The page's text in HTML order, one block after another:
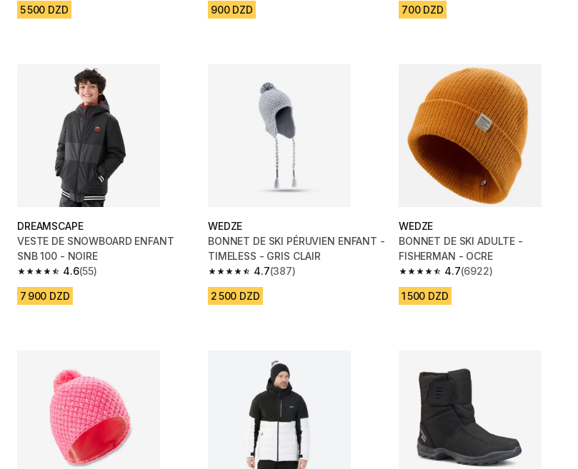
5 500 DZD 900 DZD 700 DZD
DREAMSCAPE
VESTE DE SNOWBOARD ENFANT
SNB 100 - NOIRE
4.6
4.6 out of 5 stars from 55 reviews
(55)
7 900 DZD
WEDZE
BONNET DE SKI PÉRUVIEN ENFANT -
TIMELESS - GRIS CLAIR
4.7
4.7 out of 5 stars from 387 reviews
(387)
2 500 DZD
WEDZE
BONNET DE SKI ADULTE -
FISHERMAN - OCRE
4.7
4.7 out of 5 stars from 6922 reviews
(6922)
1 500 DZD